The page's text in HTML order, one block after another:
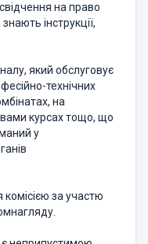
на право
інструкції,
який обслуговує
технічних
на
курсах тощо, що
у
за участю